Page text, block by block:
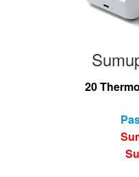
Rollen für Waagen
20